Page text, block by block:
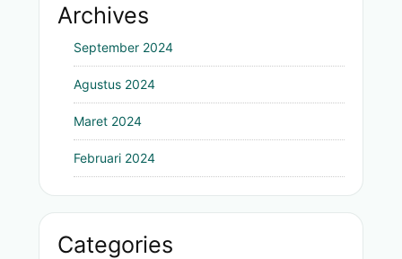
Archives
September 2024
Agustus 2024
Maret 2024
Februari 2024
Categories